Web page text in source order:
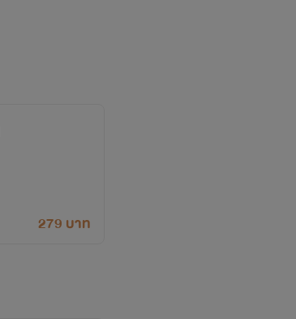
279 บาท